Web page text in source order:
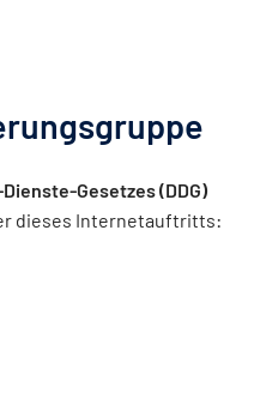
Gesetzes (DDG)
dieses Internetauftritts: